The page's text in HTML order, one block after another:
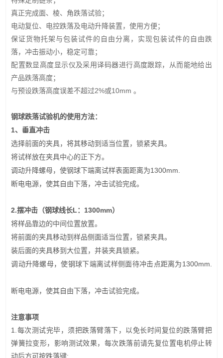
真正完成面、棱、角跌落试验；
电动复位、电控跌落及电动升降装置，使用方便；
保证货物托架与包装试件的自由分离，实现包装试件的自由跌
落，冲击振动小，稳定可靠；
配置数显高度显示仪及采用译码器进行高度跟踪，从而能地给出
产品跌落高度；
与预设跌落高度误差不超过2%或10mm 。
钢球跌落试验机的使用方法：
1、垂直冲击
选择前面的夹具，将其移动到适当位置，锁紧夹具。
将试样放在夹具中心的正下方。
调动升降螺母，使钢球下端离试样表面距离为1300mm.
断电电源，使其自由下落，冲击试验完成。
2.摆冲击（钢球线长L：1300mm）
将样品靠边的中间位置放置。
将前面的夹具移动到样品侧面适当位置，锁紧夹具。
装后面的夹具移到大位置，并装夹具锁紧。
调动升降螺母，使钢球下端离试样侧面待冲击点距离为1300mm.
断电电源，使其自由下落，冲击试验完成。
注意事项
1.每次测试完毕，须把跌落臂落下，以免长时间复位的跌落臂把
弹簧拉变形，影响测试效果，每次跌落前请先复位置电机停止转
动后方可按跌落键;